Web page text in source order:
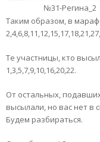
№31-Регина_2
Таким образом, в
Те участницы, кто
1,3,5,7,9,10,16,20,22.
От остальных,
высылали, но вас нет в
Будем разбираться.